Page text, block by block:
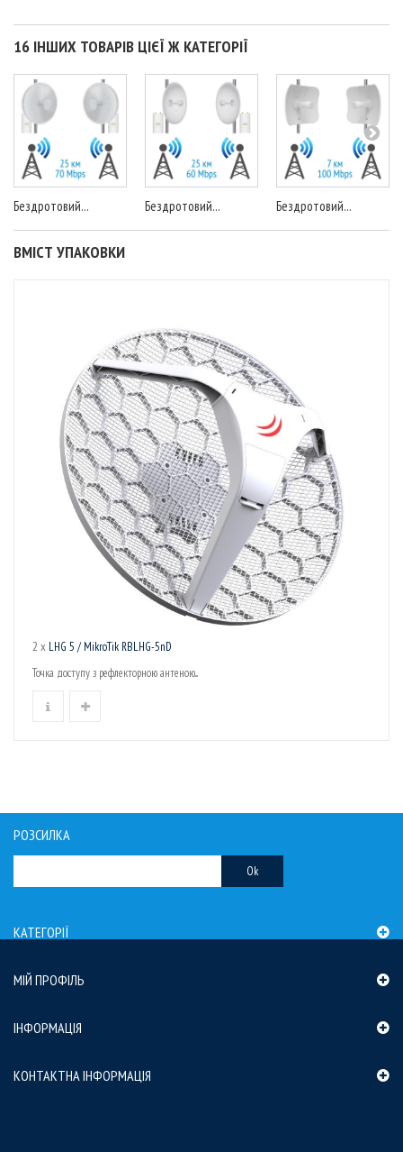
16 ІНШИХ ТОВАРІВ ЦІЄЇ Ж КАТЕГОРІЇ
Бездротовий... Бездротовий... Бездротовий...
ВМІСТ УПАКОВКИ
2 x LHG 5 / MikroTik RBLHG-5nD
Точка доступу з рефлекторною антеною...
РОЗСИЛКА
Ok
КАТЕГОРІЇ
МІЙ ПРОФІЛЬ
ІНФОРМАЦІЯ
КОНТАКТНА ІНФОРМАЦІЯ